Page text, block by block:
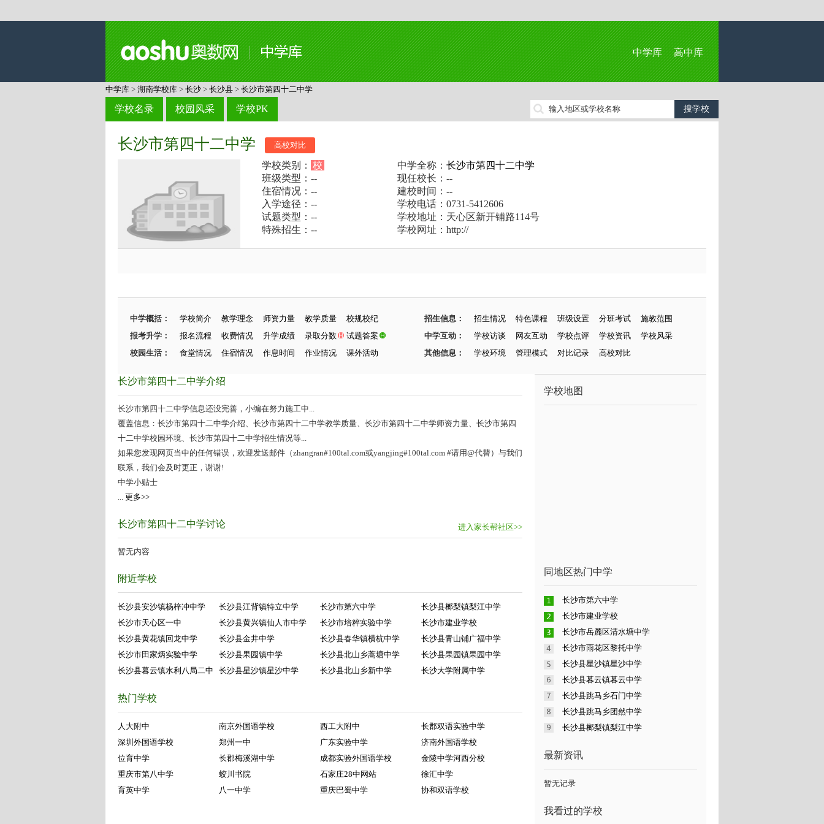
中学库 高中库
中学库 > 湖南学校库 > 长沙 > 长沙县 > 长沙市第四十二中学
学校名录 校园风采 学校PK
长沙市第四十二中学 高校对比
学校类别： 校 中学全称： 长沙市第四十二中学
班级类型：--
现任校长：--
住宿情况：--
建校时间：--
入学途径：--
学校电话：0731-5412606
试题类型：--
学校地址：天心区新开铺路114号
特殊招生：--
学校网址：http://
中学概括： 学校简介 教学理念 师资力量 教学质量 校规校纪 招生信息： 招生情况 特色课程 班级设置 分班考试
施教范围
报考升学：
报名流程 收费情况 升学成绩 录取分数 试题答案 中学互动： 学校访谈 网友互动 学校点评 学校资讯
学校风采
校园生活：
食堂情况 住宿情况 作息时间 作业情况 课外活动 其他信息： 学校环境 管理模式 对比记录 高校对比
长沙市第四十二中学介绍
长沙市第四十二中学信息还没完善，小编在努力施工中...
覆盖信息：长沙市第四十二中学介绍、长沙市第四十二中学教学质量、长沙市第四十二中学师资力量、长沙市第四
十二中学校园环境、长沙市第四十二中学招生情况等...
如果您发现网页当中的任何错误，欢迎发送邮件（zhangran#100tal.com或yangjing#100tal.com #请用@代替）与我们
联系，我们会及时更正，谢谢!
中学小贴士
... 更多>>
进入家长帮社区>>
长沙市第四十二中学讨论
暂无内容
附近学校
长沙县安沙镇杨梓冲中学 长沙县江背镇特立中学 长沙市第六中学
长沙县榔梨镇梨江中学
长沙市天心区一中
长沙县黄兴镇仙人市中学 长沙市培粹实验中学
长沙市建业学校
长沙县黄花镇回龙中学
长沙县金井中学 长沙县春华镇横杭中学
长沙县青山铺广福中学
长沙市田家炳实验中学
长沙县果园镇中学 长沙县北山乡蒿塘中学
长沙县果园镇果园中学
长沙县暮云镇水利八局二中
长沙县星沙镇星沙中学 长沙县北山乡新中学 长沙大学附属中学
热门学校
人大附中 南京外国语学校 西工大附中
长郡双语实验中学
深圳外国语学校
郑州一中 广东实验中学
济南外国语学校
位育中学
长郡梅溪湖中学 成都实验外国语学校
金陵中学河西分校
重庆市第八中学
蛟川书院 石家庄28中网站
徐汇中学
育英中学
八一中学 重庆巴蜀中学 协和双语学校
学校地图
同地区热门中学
长沙市第六中学
长沙市建业学校
长沙市岳麓区清水塘中学
长沙市雨花区黎托中学
长沙县星沙镇星沙中学
长沙县暮云镇暮云中学
长沙县跳马乡石门中学
长沙县跳马乡团然中学
长沙县榔梨镇梨江中学
最新资讯
暂无记录
我看过的学校